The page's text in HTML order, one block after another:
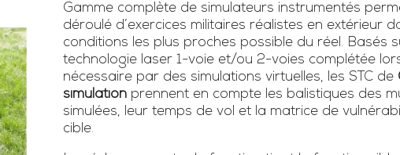
Gamme complète de simulateurs instrumentés
déroulé d’exercices militaires réalistes en extérieur
conditions les plus proches possible du réel. Basés
technologie laser 1-voie et/ou 2-voies complétée
nécessaire par des simulations virtuelles, les STC de
simulation prennent en compte les balistiques des
simulées, leur temps de vol et la matrice de
cible.